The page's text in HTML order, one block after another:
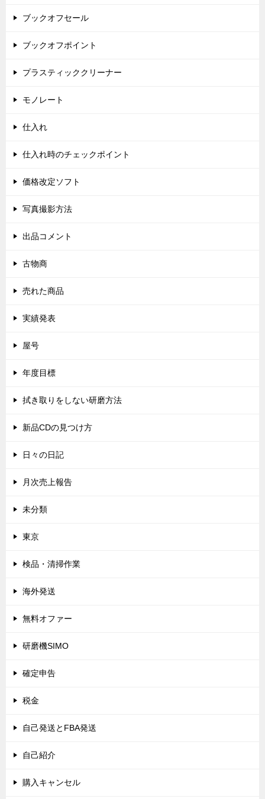
ブックオフセール
ブックオフポイント
プラスティッククリーナー
モノレート
仕入れ
仕入れ時のチェックポイント
価格改定ソフト
写真撮影方法
出品コメント
古物商
売れた商品
実績発表
屋号
年度目標
拭き取りをしない研磨方法
新品CDの見つけ方
日々の日記
月次売上報告
未分類
東京
検品・清掃作業
海外発送
無料オファー
研磨機SIMO
確定申告
税金
自己発送とFBA発送
自己紹介
購入キャンセル